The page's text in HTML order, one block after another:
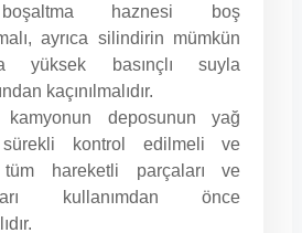
haznesi boş
ayrıca silindirin mümkün
yüksek basınçlı suyla
kaçınılmalıdır.
kamyonun deposunun yağ
kontrol edilmeli ve
hareketli parçaları ve
kullanımdan önce